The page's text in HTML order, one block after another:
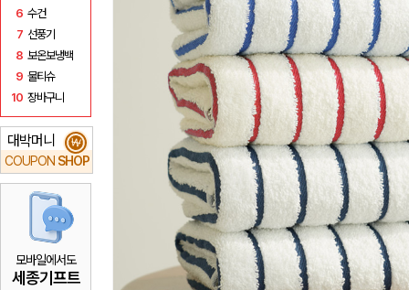
6 수건
7 선풍기
8 보온보냉백
9 물티슈
10 장바구니
대박머니
COUPON SHOP
₩
모바일에서도
세종기프트